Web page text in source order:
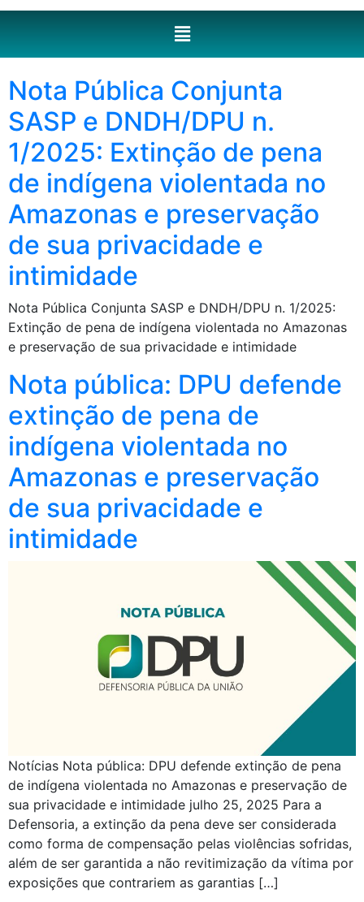
Nota Pública Conjunta
SASP e DNDH/DPU n.
1/2025: Extinção de pena
de indígena violentada no
Amazonas e preservação
de sua privacidade e
intimidade
Nota Pública Conjunta SASP e DNDH/DPU n. 1/2025:
Extinção de pena de indígena violentada no Amazonas
e preservação de sua privacidade e intimidade
Nota pública: DPU defende
extinção de pena de
indígena violentada no
Amazonas e preservação
de sua privacidade e
intimidade
Notícias Nota pública: DPU defende extinção de pena
de indígena violentada no Amazonas e preservação de
sua privacidade e intimidade julho 25, 2025 Para a
Defensoria, a extinção da pena deve ser considerada
como forma de compensação pelas violências sofridas,
além de ser garantida a não revitimização da vítima por
exposições que contrariem as garantias […]